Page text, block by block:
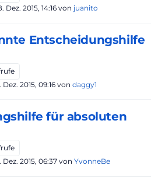
Dez. 2015, 14:16 von juanito
Entscheidungshilfe
Dez. 2015, 09:16von daggy1
für absoluten
Dez. 2015, 06:37von YvonneBe